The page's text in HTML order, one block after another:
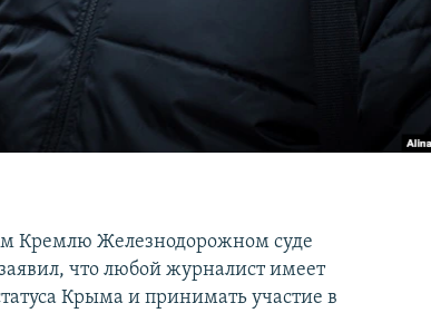
Кремлю Железнодорожном суде
что любой журналист имеет
Крыма и принимать участие в